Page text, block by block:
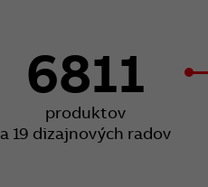
6811
produktov
a 19 dizajnových radov